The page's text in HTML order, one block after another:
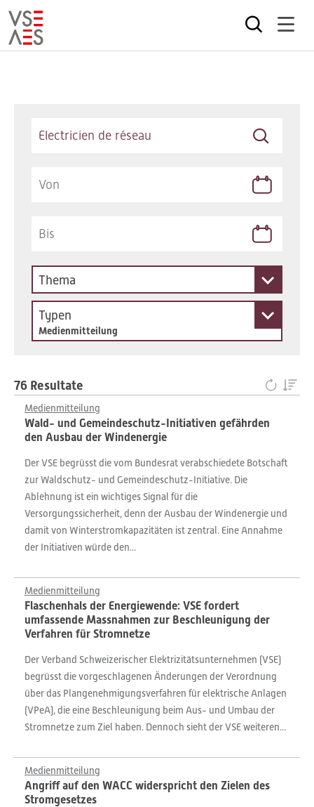
Thema
Typen
Medienmitteilung
76 Resultate
Medienmitteilung
Wald- und Gemeindeschutz-Initiativen gefährden
den Ausbau der Windenergie
Der VSE begrüsst die vom Bundesrat verabschiedete Botschaft
zur Waldschutz- und Gemeindeschutz-Initiative. Die
Ablehnung ist ein wichtiges Signal für die
Versorgungssicherheit, denn der Ausbau der Windenergie und
damit von Winterstromkapazitäten ist zentral. Eine Annahme
der Initiativen würde den...
Medienmitteilung
Flaschenhals der Energiewende: VSE fordert
umfassende Massnahmen zur Beschleunigung der
Verfahren für Stromnetze
Der Verband Schweizerischer Elektrizitätsunternehmen (VSE)
begrüsst die vorgeschlagenen Änderungen der Verordnung
über das Plangenehmigungsverfahren für elektrische Anlagen
(VPeA), die eine Beschleunigung beim Aus- und Umbau der
Stromnetze zum Ziel haben. Dennoch sieht der VSE weiteren...
Medienmitteilung
Angriff auf den WACC widerspricht den Zielen des
Stromgesetzes